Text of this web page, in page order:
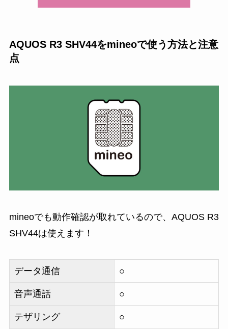
AQUOS R3 SHV44をmineoで使う方法と注意
点
mineoでも動作確認が取れているので、AQUOS R3
SHV44は使えます ！
データ通信 ○
音声通話 ○
テザリング ○